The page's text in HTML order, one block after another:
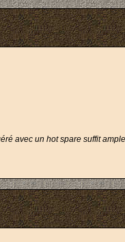
avec un hot spare suffit